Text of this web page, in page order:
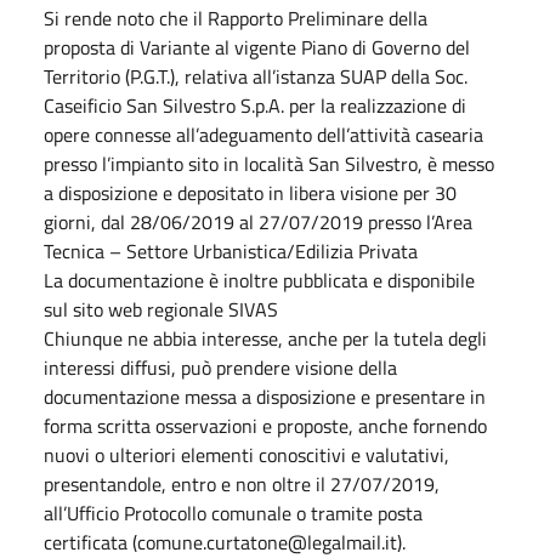
Si rende noto che il Rapporto Preliminare della
proposta di Variante al vigente Piano di Governo del
Territorio (P.G.T.), relativa all’istanza SUAP della Soc.
Caseificio San Silvestro S.p.A. per la realizzazione di
opere connesse all’adeguamento dell’attività casearia
presso l’impianto sito in località San Silvestro, è messo
a disposizione e depositato in libera visione per 30
giorni, dal 28/06/2019 al 27/07/2019 presso l’Area
Tecnica – Settore Urbanistica/Edilizia Privata
La documentazione è inoltre pubblicata e disponibile
sul sito web regionale SIVAS
Chiunque ne abbia interesse, anche per la tutela degli
interessi diffusi, può prendere visione della
documentazione messa a disposizione e presentare in
forma scritta osservazioni e proposte, anche fornendo
nuovi o ulteriori elementi conoscitivi e valutativi,
presentandole, entro e non oltre il 27/07/2019,
all’Ufficio Protocollo comunale o tramite posta
certificata (comune.curtatone@legalmail.it).